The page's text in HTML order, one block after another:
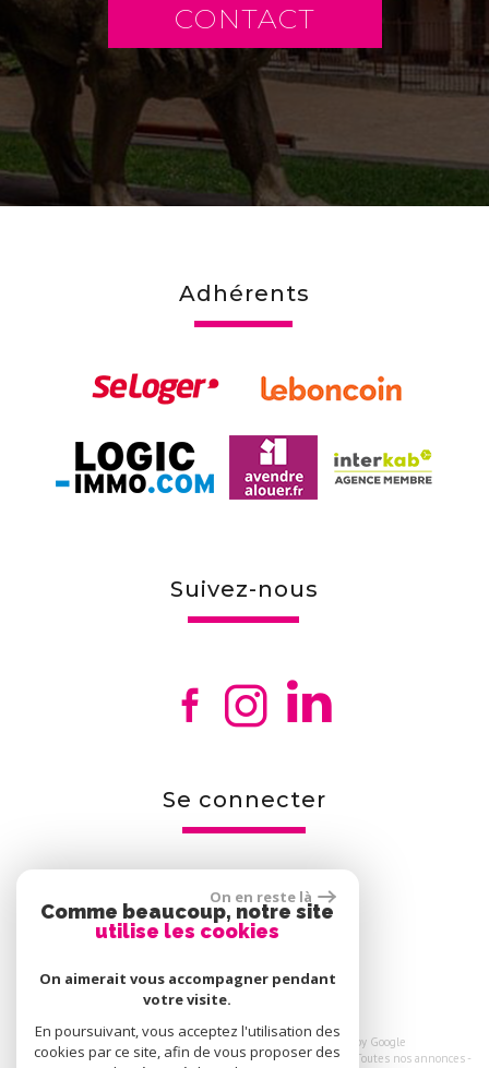
CONTACT
adhérents
suivez-nous
se connecter
Espace propriétaires
© 2026 | Tous droits réservés | Traduction powered by Google
Plan du site- Mentions légales- Nos honoraires -Liens- Admin Toutes nos annonces -
On en reste là
Comme beaucoup, notre site
utilise les cookies
On aimerait vous accompagner pendant
votre visite.
En poursuivant, vous acceptez l'utilisation des
cookies par ce site, afin de vous proposer des